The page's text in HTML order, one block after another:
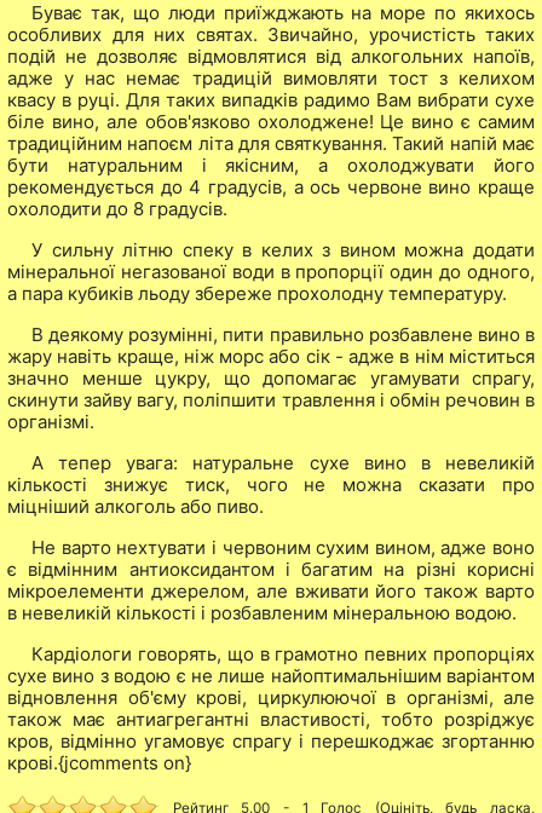
Буває так, що люди приїжджають на море по якихось
особливих для них святах. Звичайно, урочистість таких
подій не дозволяє відмовлятися від алкогольних напоїв,
адже у нас немає традицій вимовляти тост з келихом
квасу в руці. Для таких випадків радимо Вам вибрати сухе
біле вино, але обов'язково охолоджене! Це вино є самим
традиційним напоєм літа для святкування. Такий напій має
бути натуральним і якісним, а охолоджувати його
рекомендується до 4 градусів, а ось червоне вино краще
охолодити до 8 градусів.
У сильну літню спеку в келих з вином можна додати
мінеральної негазованої води в пропорції один до одного,
а пара кубиків льоду збереже прохолодну температуру.
В деякому розумінні, пити правильно розбавлене вино в
жару навіть краще, ніж морс або сік - адже в нім міститься
значно менше цукру, що допомагає угамувати спрагу,
скинути зайву вагу, поліпшити травлення і обмін речовин в
організмі.
А тепер увага: натуральне сухе вино в невеликій
кількості знижує тиск, чого не можна сказати про
міцніший алкоголь або пиво.
Не варто нехтувати і червоним сухим вином, адже воно
є відмінним антиоксидантом і багатим на різні корисні
мікроелементи джерелом, але вживати його також варто
в невеликій кількості і розбавленим мінеральною водою.
Кардіологи говорять, що в грамотно певних пропорціях
сухе вино з водою є не лише найоптимальнішим варіантом
відновлення об'єму крові, циркулюючої в організмі, але
також має антиагрегантні властивості, тобто розріджує
кров, відмінно угамовує спрагу і перешкоджає згортанню
крові.{jcomments on}
Рейтинг 5.00 - 1 Голос (Оцініть, будь ласка,